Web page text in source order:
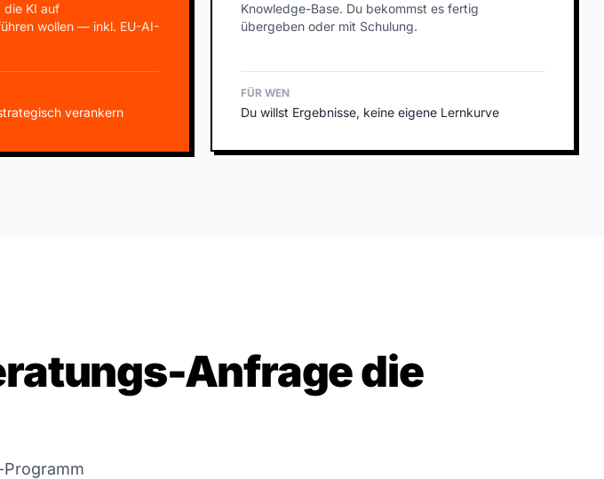
die KI auf
wollen — inkl. EU-AI-
verankern
Knowledge-Base. Du bekommst es fertig
übergeben oder mit Schulung.
FÜR WEN
Du willst Ergebnisse, keine eigene Lernkurve
Anfrage die